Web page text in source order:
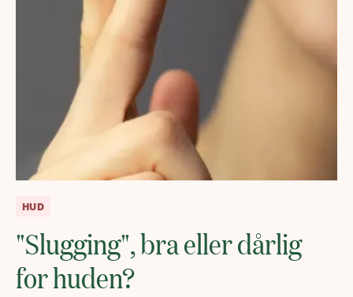
HUD
"Slugging", bra eller dårlig
for huden?